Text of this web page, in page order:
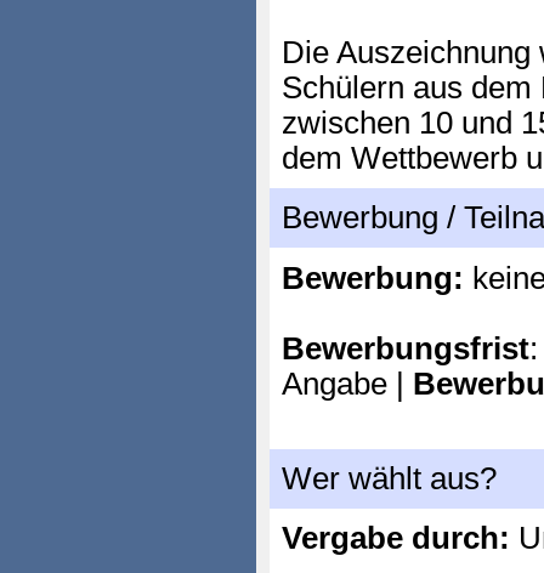
Die
Schülern aus
zwischen 10 und
dem Wettbewerb
Bewerbung /
Bewerbung:
Bewerbungsfrist
Angabe |
Wer wählt aus?
Vergabe durch: